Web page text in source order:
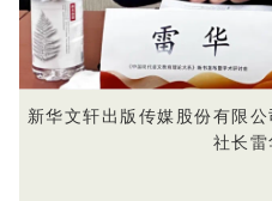
新华文轩出版传媒股份有限
社长